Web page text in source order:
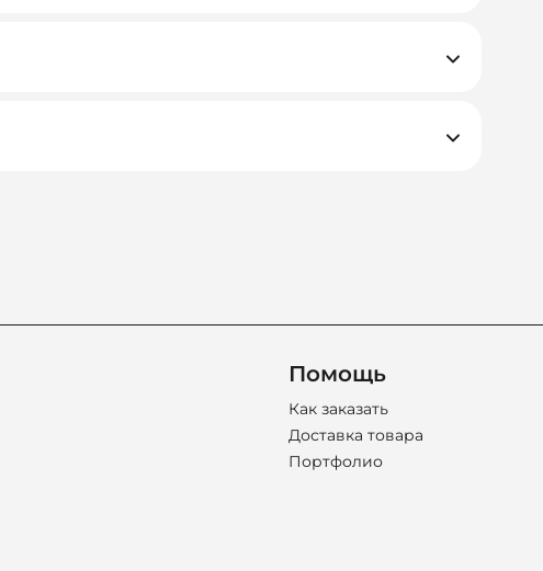
Помощь
Как заказать
Доставка товара
Портфолио